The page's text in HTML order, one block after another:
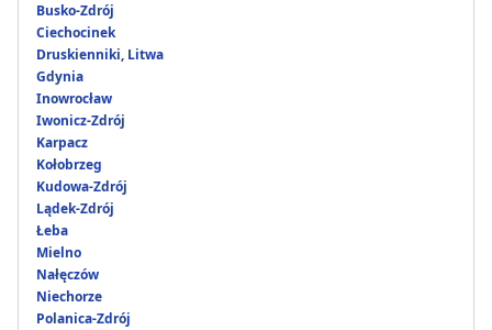
Busko-Zdrój
Ciechocinek
Druskienniki, Litwa
Gdynia
Inowrocław
Iwonicz-Zdrój
Karpacz
Kołobrzeg
Kudowa-Zdrój
Lądek-Zdrój
Łeba
Mielno
Nałęczów
Niechorze
Polanica-Zdrój